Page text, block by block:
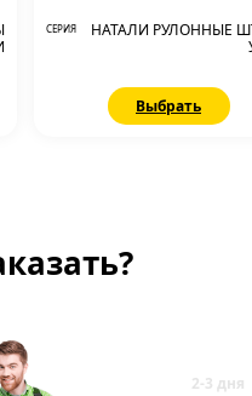
СЕРИЯ
НАТАЛИ РУЛОННЫЕ
Выбрать